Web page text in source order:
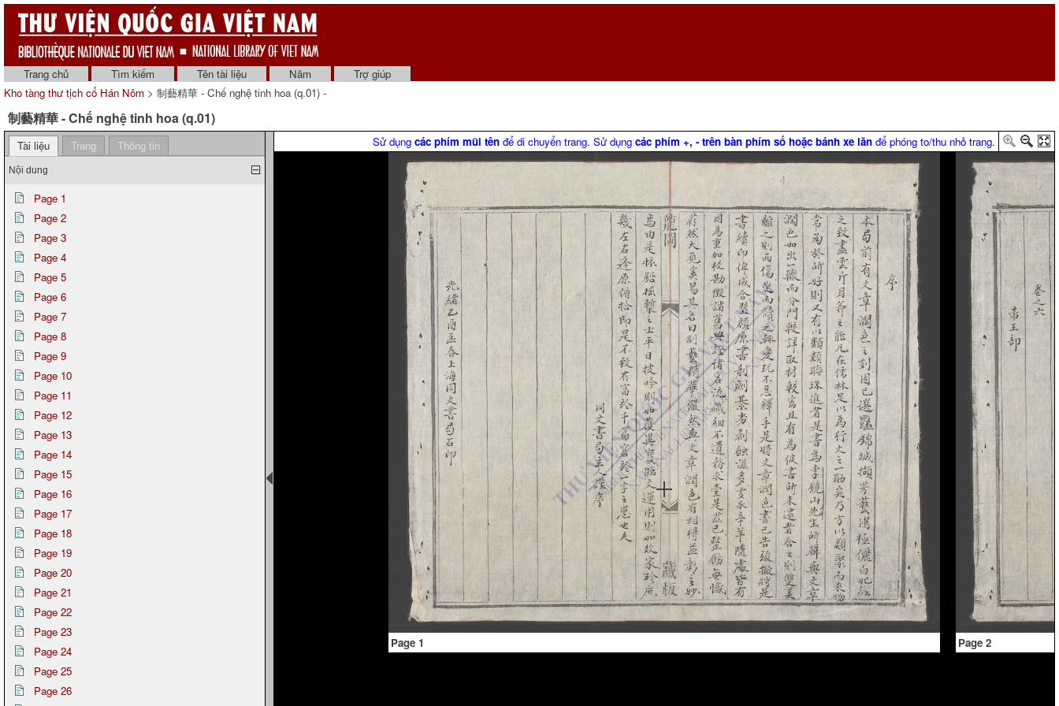
Trang chủ Tìm kiếm Tên tài liệu Năm
Trợ giúp
Kho tàng thư tịch cổ Hán Nôm > 制藝精華 - Chế nghệ tinh hoa (q.01) -
制藝精華 - Chế nghệ tinh hoa (q.01)
Tài liệu Trang Thông tin
Nội dung
Page 1
Page 2
Page 3
Page 4
Page 5
Page 6
Page 7
Page 8
Page 9
Page 10
Page 11
Page 12
Page 13
Page 14
Page 15
Page 16
Page 17
Page 18
Page 19
Page 20
Page 21
Page 22
Page 23
Page 24
Page 25
Page 26
Sử dụng các phím mũi tên để di chuyển trang. Sử dụng các phím +, - trên bàn phím số hoặc bánh xe lăn để phóng to/thu nhỏ trang.
Page 1 Page 2